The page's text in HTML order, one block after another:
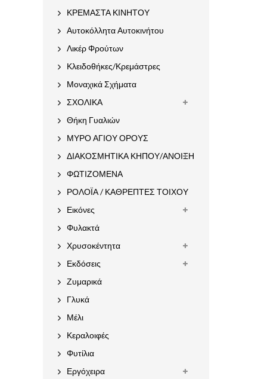
ΚΡΕΜΑΣΤΑ ΚΙΝΗΤΟΥ
Αυτοκόλλητα Αυτοκινήτου
Λικέρ Φρούτων
Κλειδοθήκες/Κρεμάστρες
Μοναχικά Σχήματα
ΣΧΟΛΙΚΑ
Θήκη Γυαλιών
ΜΥΡΟ ΑΓΙΟΥ ΟΡΟΥΣ
ΔΙΑΚΟΣΜΗΤΙΚΑ ΚΗΠΟΥ/ΑΝΟΙΞΗ
ΦΩΤΙΖΟΜΕΝΑ
ΡΟΛΟΪΑ / ΚΑΘΡΕΠΤΕΣ ΤΟΙΧΟΥ
Εικόνες
Φυλακτά
Χρυσοκέντητα
Εκδόσεις
Ζυμαρικά
Γλυκά
Μέλι
Κεραλοιφές
Φυτίλια
Εργόχειρα